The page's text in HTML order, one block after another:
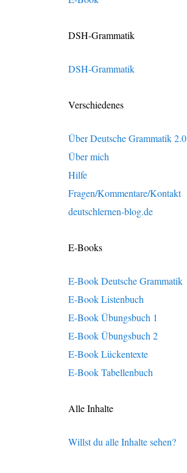
DSH-Grammatik
DSH-Grammatik
Verschiedenes
Über Deutsche Grammatik 2.0
Über mich
Hilfe
Fragen/Kommentare/Kontakt
deutschlernen-blog.de
E-Books
E-Book Deutsche Grammatik
E-Book Listenbuch
E-Book Übungsbuch 1
E-Book Übungsbuch 2
E-Book Lückentexte
E-Book Tabellenbuch
Alle Inhalte
Willst du alle Inhalte sehen?